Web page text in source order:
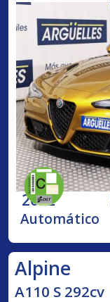
2022
Automático
Alpine
A110 S 292cv